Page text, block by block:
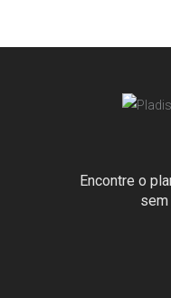
Encontre o
sem